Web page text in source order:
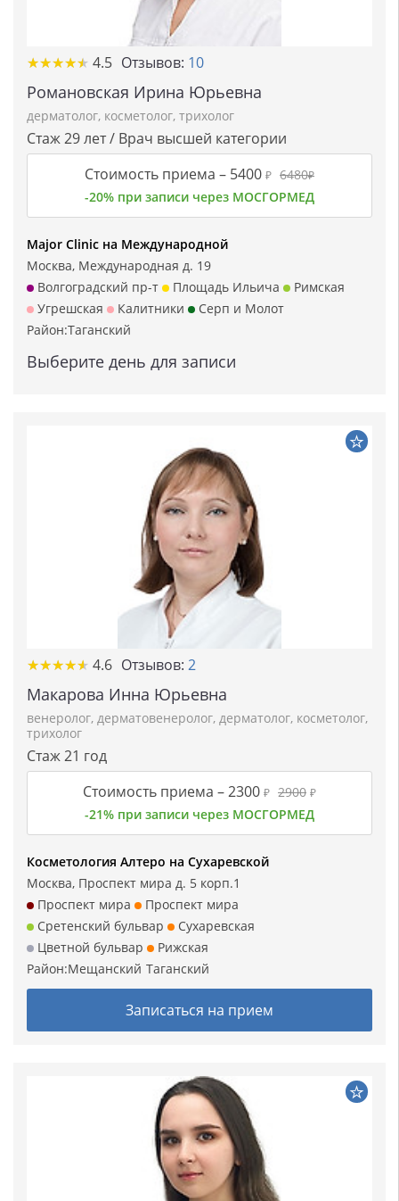
★★★★★
★★★★★ 4.5 Отзывов: 10
Романовская Ирина Юрьевна
дерматолог, косметолог, трихолог
Стаж 29 лет / Врач высшей категории
Стоимость приема – 5400 ₽ 6480₽
-20% при записи через МОСГОРМЕД
Major Clinic на Международной
Москва, Международная д. 19
Волгоградский пр-т
Площадь Ильича
Римская
Угрешская
Калитники
Серп и Молот
Район:Таганский
Выберите день для записи
★★★★★
★★★★★ 4.6 Отзывов: 2
Макарова Инна Юрьевна
венеролог, дерматовенеролог, дерматолог, косметолог,
трихолог
Стаж 21 год
Стоимость приема –2300 ₽ 2900 ₽
-21% при записи через МОСГОРМЕД
Косметология Алтеро на Сухаревской
Москва, Проспект мира д. 5 корп.1
Проспект мира
Проспект мира
Сретенский бульвар
Сухаревская
Цветной бульвар
Рижская
Район:Мещанский Таганский
Записаться на прием